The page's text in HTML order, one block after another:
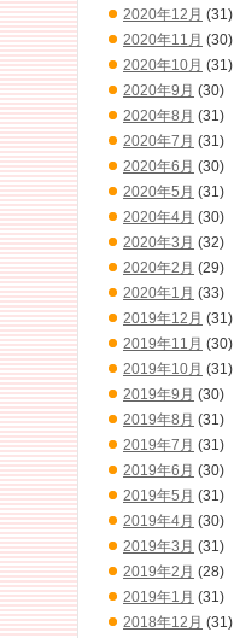
2020年12月 (31)
2020年11月 (30)
2020年10月 (31)
2020年9月 (30)
2020年8月 (31)
2020年7月 (31)
2020年6月 (30)
2020年5月 (31)
2020年4月 (30)
2020年3月 (32)
2020年2月 (29)
2020年1月 (33)
2019年12月 (31)
2019年11月 (30)
2019年10月 (31)
2019年9月 (30)
2019年8月 (31)
2019年7月 (31)
2019年6月 (30)
2019年5月 (31)
2019年4月 (30)
2019年3月 (31)
2019年2月 (28)
2019年1月 (31)
2018年12月 (31)